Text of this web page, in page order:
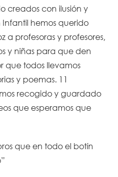
creados con ilusión y
hemos querido
a profesoras y profesores,
y niñas para que den
que todos llevamos
y poemas. 11
recogido y guardado
que esperamos que
que en todo el botín